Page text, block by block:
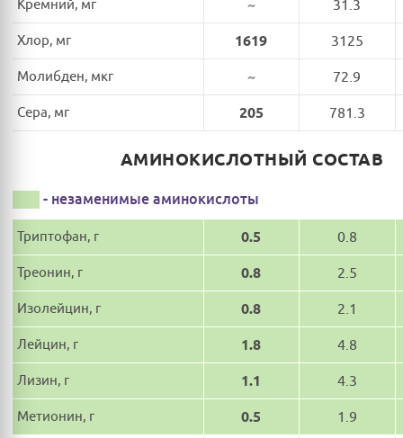
Кремний, мг ~ 31.3
Хлор, мг 1619 3125
Молибден, мкг ~ 72.9
Сера, мг 205 781.3
АМИНОКИСЛОТНЫЙ СОСТАВ
- незаменимые аминокислоты
Триптофан, г 0.5 0.8
Треонин, г 0.8 2.5
Изолейцин, г 0.8 2.1
Лейцин, г 1.8 4.8
Лизин, г 1.1 4.3
Метионин, г 0.5 1.9